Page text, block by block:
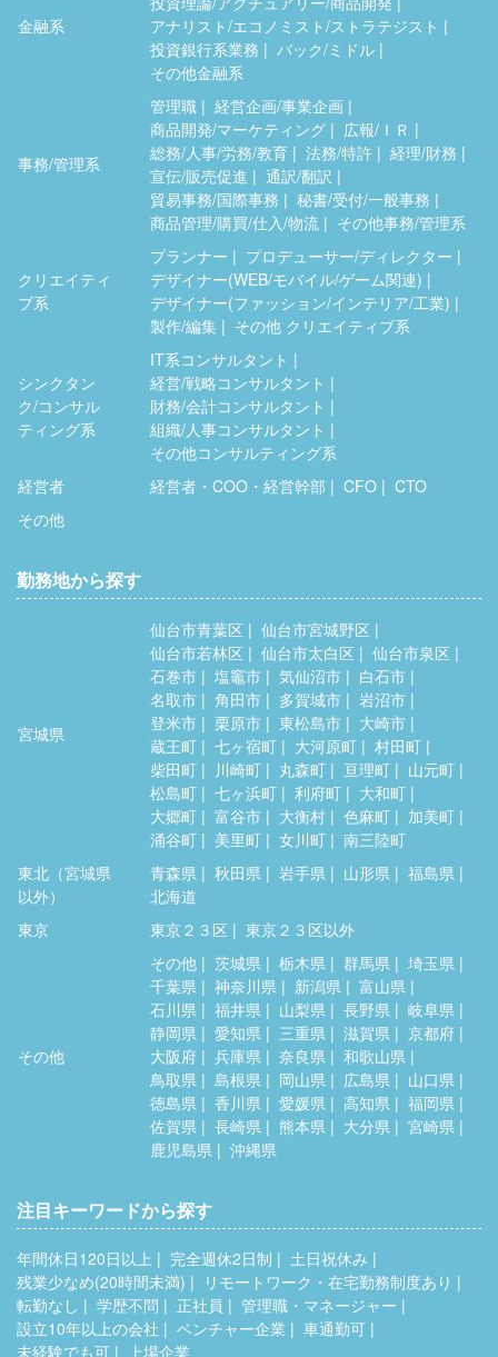
金融系
アナリスト/エコノミスト/ストラテジスト
投資銀行系業務
バック/ミドル
その他金融系
事務/管理系
管理職
経営企画/事業企画
商品開発/マーケティング
広報/ＩＲ
総務/人事/労務/教育
法務/特許
経理/財務
宣伝/販売促進
通訳/翻訳
貿易事務/国際事務
秘書/受付/一般事務
商品管理/購買/仕入/物流
その他事務/管理系
クリエイティ
ブ系
プランナー
プロデューサー/ディレクター
デザイナー(WEB/モバイル/ゲーム関連)
デザイナー(ファッション/インテリア/工業)
製作/編集
その他 クリエイティブ系
シンクタン
ク/コンサル
ティング系
IT系コンサルタント
経営/戦略コンサルタント
財務/会計コンサルタント
組織/人事コンサルタント
その他コンサルティング系
経営者
経営者・COO・経営幹部 CFO
CTO
その他
勤務地から探す
宮城県
仙台市青葉区
仙台市宮城野区
仙台市若林区
仙台市太白区
仙台市泉区
石巻市
塩竈市 気仙沼市
白石市
名取市
角田市 多賀城市
岩沼市
登米市
栗原市 東松島市
大崎市
蔵王町
七ヶ宿町 大河原町
村田町
柴田町
川崎町 丸森町 亘理町
山元町
松島町
七ヶ浜町 利府町
大和町
大郷町
富谷市 大衡村 色麻町
加美町
涌谷町
美里町 女川町
南三陸町
東北（宮城県
以外）
青森県 秋田県 岩手県 山形県
福島県
北海道
東京
東京２３区 東京２３区以外
その他
その他 茨城県 栃木県 群馬県
埼玉県
千葉県
神奈川県 新潟県
富山県
石川県
福井県 山梨県 長野県
岐阜県
静岡県
愛知県 三重県 滋賀県
京都府
大阪府
兵庫県 奈良県
和歌山県
鳥取県
島根県 岡山県 広島県
山口県
徳島県
香川県 愛媛県 高知県
福岡県
佐賀県
長崎県 熊本県 大分県
宮崎県
鹿児島県
沖縄県
注目キーワードから探す
年間休日120日以上 完全週休2日制
土日祝休み
残業少なめ(20時間未満)
リモートワーク・在宅勤務制度あり
転勤なし
学歴不問 正社員
管理職・マネージャー
設立10年以上の会社
ベンチャー企業
車通勤可
未経験でも可
上場企業